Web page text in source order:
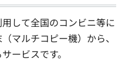
して全国のコンビニ等に
マルチコピー機）から、
ービスです。